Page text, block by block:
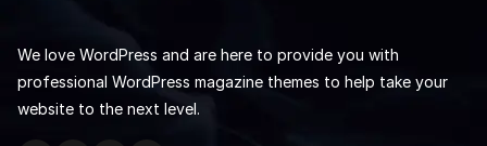
We love WordPress and are here to provide you with
professional WordPress magazine themes to help take your
website to the next level.